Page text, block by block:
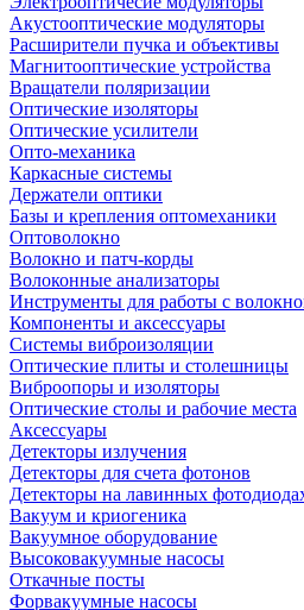
Акустооптические модуляторы
Расширители пучка и объективы
Магнитооптические устройства
Вращатели поляризации
Оптические изоляторы
Оптические усилители
Опто-механика
Каркасные системы
Держатели оптики
Базы и крепления оптомеханики
Оптоволокно
Волокно и патч-корды
Волоконные анализаторы
Инструменты для работы с
Компоненты и аксессуары
Системы виброизоляции
Оптические плиты и столешницы
Виброопоры и изоляторы
Оптические столы и рабочие места
Аксессуары
Детекторы излучения
Детекторы для счета фотонов
Детекторы на лавинных
Вакуум и криогеника
Вакуумное оборудование
Высоковакуумные насосы
Откачные посты
Форвакуумные насосы